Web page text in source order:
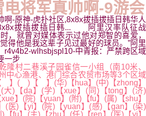
电将军真帅啊-9游会
啊-原神-虎扑社区,8x8x拔插拔插日韩华人
拔插拔插日韩... 阿里汉率队征战
，就曾对媒体表示过他对郑智的喜爱，
得他是我这辈子见过最好的球员。”阿里
r4v4b2-wlhsbjspl10-中青报：严禁跨区域
一步
村二巷溪子园雀信一小组（南10米、
中心渔港、港门综合农贸市场等3个区域
】( )【 】(华)【hua】(中)【zhong】
大)【da】(学)【xue】(同)【tong】(济)
】(院)【yuan】(附)【fu】(属)【shu】
(医)【yi】(院)【yuan】(感)【gan】(染)
)【fu】(主)【zhu】(任)【ren】(医)【yi】